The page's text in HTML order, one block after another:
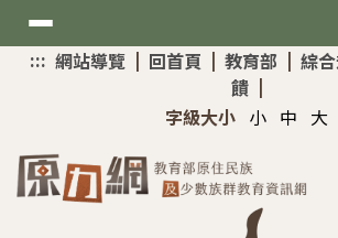
::: 上
導
覽
網站導覽 | 回首頁 | 教育部 | 綜
饋 |
字級大小 小 中 大
選
單
新聞與公告
最新消息
考試與招生